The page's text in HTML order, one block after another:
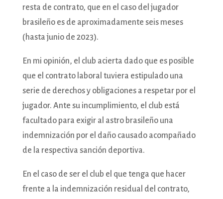
resta de contrato, que en el caso del jugador
brasileño es de aproximadamente seis meses
(hasta junio de 2023).
En mi opinión, el club acierta dado que es posible
que el contrato laboral tuviera estipulado una
serie de derechos y obligaciones a respetar por el
jugador. Ante su incumplimiento, el club está
facultado para exigir al astro brasileño una
indemnización por el daño causado acompañado
de la respectiva sanción deportiva.
En el caso de ser el club el que tenga que hacer
frente a la indemnización residual del contrato,